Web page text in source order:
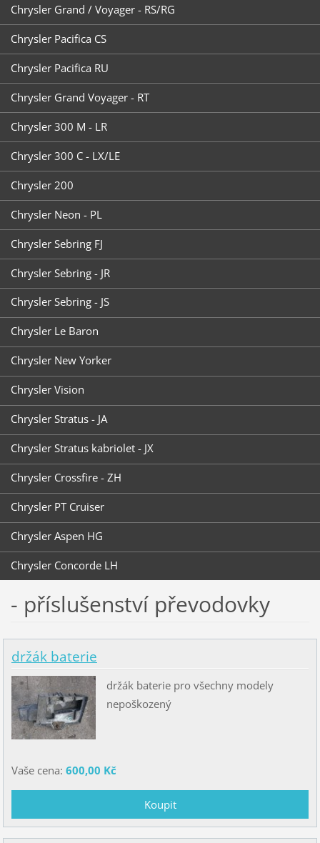
Chrysler Grand / Voyager - RS/RG
Chrysler Pacifica CS
Chrysler Pacifica RU
Chrysler Grand Voyager - RT
Chrysler 300 M - LR
Chrysler 300 C - LX/LE
Chrysler 200
Chrysler Neon - PL
Chrysler Sebring FJ
Chrysler Sebring - JR
Chrysler Sebring - JS
Chrysler Le Baron
Chrysler New Yorker
Chrysler Vision
Chrysler Stratus - JA
Chrysler Stratus kabriolet - JX
Chrysler Crossfire - ZH
Chrysler PT Cruiser
Chrysler Aspen HG
Chrysler Concorde LH
- příslušenství převodovky
držák baterie
držák baterie pro všechny modely
nepoškozený
Vaše cena: 600,00 Kč